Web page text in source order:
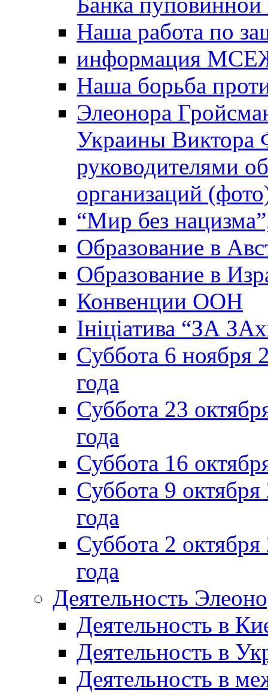
Наша работа по
информация
Наша борьба
Элеонора
Украины Виктора
руководителями
организаций
“Мир без
Образование в
Образование в
Конвенции ООН
Ініціатива “ЗА
Суббота 6 ноября
года
Суббота 23
года
Суббота 16
Суббота 9
года
Суббота 2
года
Деятельность
Деятельность в
Деятельность в
Деятельность в